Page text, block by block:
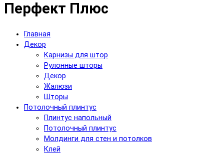
Перфект Плюс
Главная
Декор
Карнизы для штор
Рулонные шторы
Декор
Жалюзи
Шторы
Потолочный плинтус
Плинтус напольный
Потолочный плинтус
Молдинги для стен и потолков
Клей